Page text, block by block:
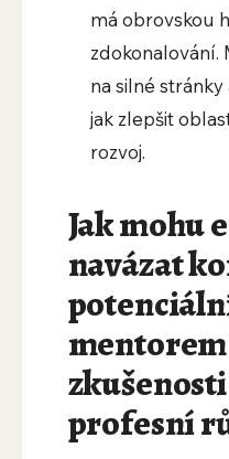
má obrovskou
zdokonalování.
na silné
jak zlepšit
rozvoj.
Jak mohu
navázat
profesní